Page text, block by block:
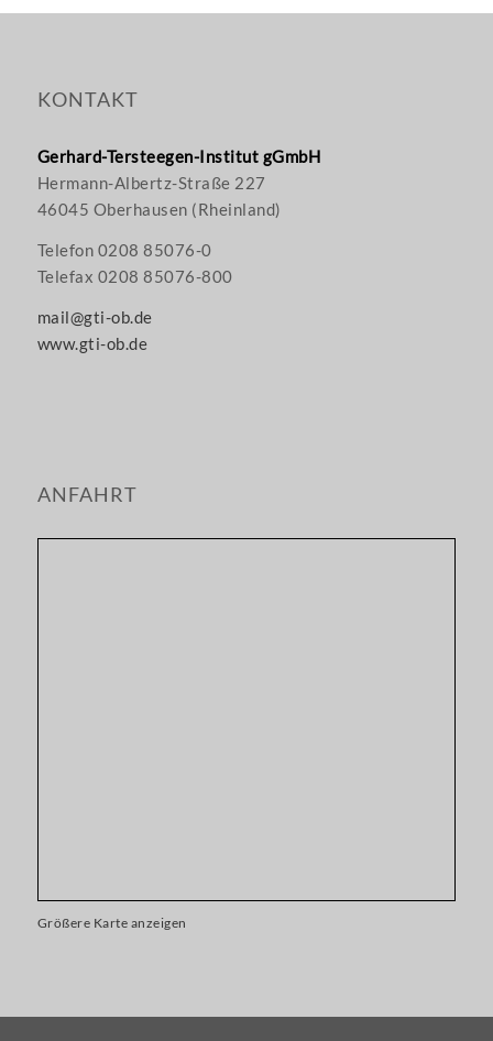
KONTAKT
Gerhard-Tersteegen-Institut gGmbH
Hermann-Albertz-Straße 227
46045 Oberhausen (Rheinland)
Telefon 0208 85076-0
Telefax 0208 85076-800
mail@gti-ob.de
www.gti-ob.de
ANFAHRT
Größere Karte anzeigen